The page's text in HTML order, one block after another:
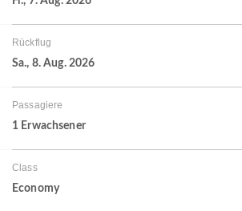
Rückflug
Sa., 8. Aug. 2026
Passagiere
1 Erwachsener
Class
Economy